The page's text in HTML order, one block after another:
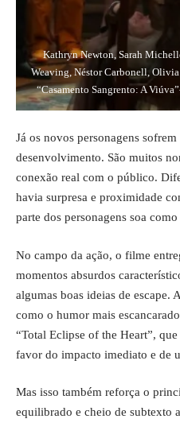
Kathryn Newton, Sarah
Weaving, Néstor Carbonell,
“Casamento Sangrento: A
Já os novos personagens
desenvolvimento. São muitos
conexão real com o público.
havia surpresa e proximidade
parte dos personagens soa
No campo da ação, o filme
momentos absurdos
algumas boas ideias de escape.
como o humor mais
“Total Eclipse of the Heart”,
favor do impacto imediato e de
Mas isso também reforça o
equilibrado e cheio de subtexto